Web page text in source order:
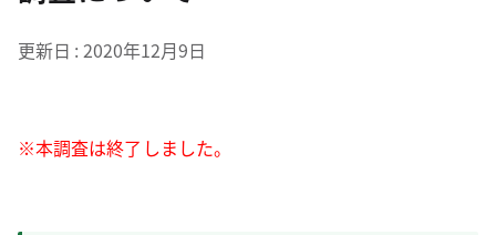
更新日 2020年12月9日
※本調査は終了しました。